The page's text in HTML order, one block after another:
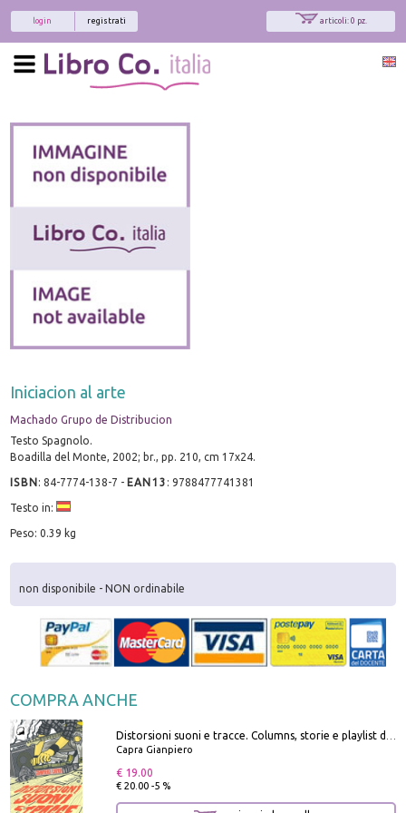
articoli: 0 pz.
registrati
login
Iniciacion al arte
Machado Grupo de Distribucion
Testo Spagnolo.
Boadilla del Monte, 2002; br., pp. 210, cm 17x24.
ISBN:84-7774-138-7 - EAN13 :9788477741381
Testo in:
Peso: 0.39 kg
non disponibile - NON ordinabile
COMPRA ANCHE
Capra Gianpiero
€ 19.00
€ 20.00 -5 %